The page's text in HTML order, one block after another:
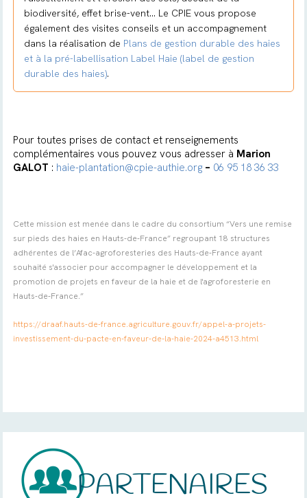
biodiversité, effet brise-vent... Le CPIE vous propose
également des visites conseils et un accompagnement
dans la réalisation de Plans de gestion durable des haies
et à la pré-labellisation Label Haie (label de gestion
durable des haies).
Pour toutes prises de contact et renseignements
complémentaires vous pouvez vous adresser à Marion
GALOT : haie-plantation@cpie-authie.org – 06 95 18 36 33
Cette mission est menée dans le cadre du consortium “Vers une remise
sur pieds des haies en Hauts-de-France” regroupant 18 structures
adhérentes de l’Afac-agroforesteries des Hauts-de-France ayant
souhaité s'associer pour accompagner le développement et la
promotion de projets en faveur de la haie et de l'agroforesterie en
Hauts-de-France.”
https://draaf.hauts-de-france.agriculture.gouv.fr/appel-a-projets-
investissement-du-pacte-en-faveur-de-la-haie-2024-a4513.html
PARTENAIRES